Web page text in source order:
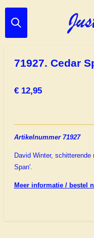
Ga
direct
71927. Cedar
€ 12,95
Artikelnummer 71927
David Winter,
Span'.
Meer informatie / bestel